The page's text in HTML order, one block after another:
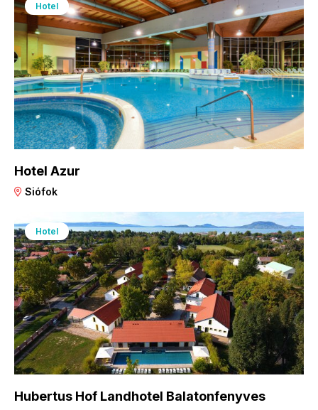
Hotel
Hotel Azur
Siófok
Hotel
Hubertus Hof Landhotel Balatonfenyves